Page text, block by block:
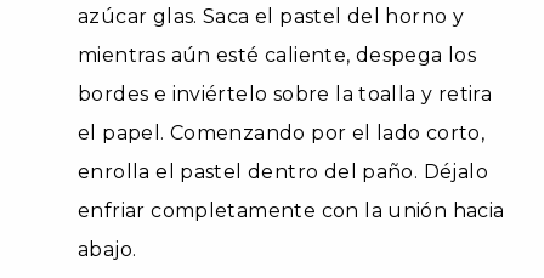
azúcar glas. Saca el pastel del horno y
mientras aún esté caliente, despega los
bordes e inviértelo sobre la toalla y retira
el papel. Comenzando por el lado corto,
enrolla el pastel dentro del paño. Déjalo
enfriar completamente con la unión hacia
abajo.